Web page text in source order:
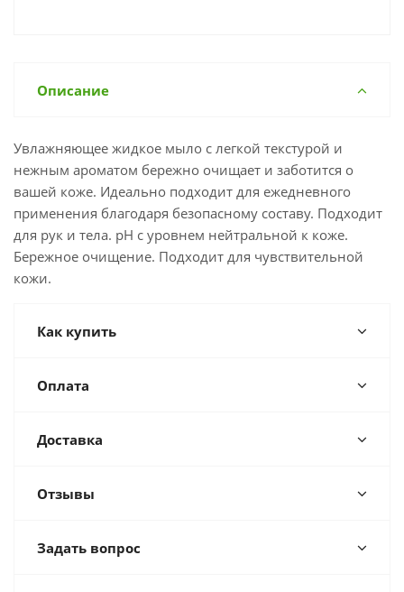
Описание
Увлажняющее жидкое мыло с легкой текстурой и
нежным ароматом бережно очищает и заботится о
вашей коже. Идеально подходит для ежедневного
применения благодаря безопасному составу. Подходит
для рук и тела. pH с уровнем нейтральной к коже.
Бережное очищение. Подходит для чувствительной
кожи.
Как купить
Оплата
Доставка
Отзывы
Задать вопрос